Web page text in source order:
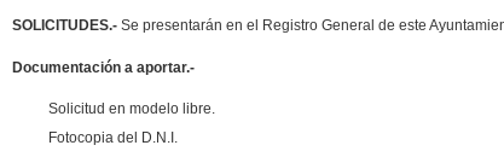
SOLICITUDES.- Se presentarán en el Registro General de este
Documentación a aportar.-
Solicitud en modelo libre.
Fotocopia del D.N.I.